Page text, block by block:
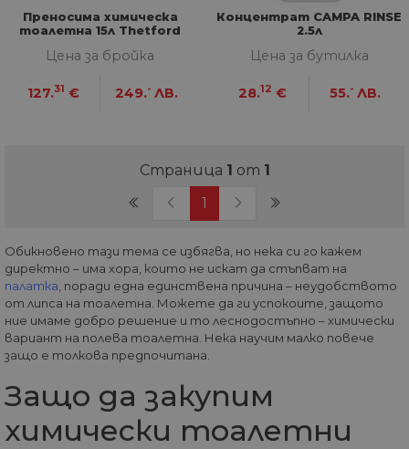
Преносима химическа
тоалетна 15л Thetford
Цена за бройка
127.31 € 249.- ЛВ.
Концентрат CAMPA RINSE
2.5л
Цена за бутилка
28.12 € 55.- ЛВ.
Страница 1 от 1
1 (current)
Обикновено тази тема се избягва, но нека си го кажем
директно – има хора, които не искат да стъпват на
палатка , поради една единствена причина – неудобството
от липса на тоалетна. Можете да ги успокоите, защото
ние имаме добро решение и то леснодостъпно – химически
вариант на полева тоалетна. Нека научим малко повече
защо е толкова предпочитана.
Защо да закупим
химически тоалетни